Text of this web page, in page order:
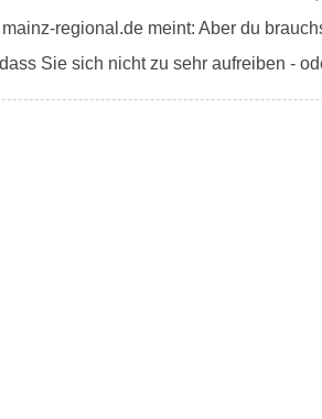
regional.de meint: Aber du
Sie sich nicht zu sehr aufreiben -